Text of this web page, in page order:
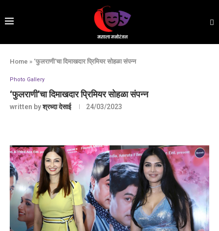
Home » ‘फुलराणी’चा दिमाखदार प्रिमियर सोहळा संपन्न
Photo Gallery
‘फुलराणी’चा दिमाखदार प्रिमियर सोहळा संपन्न
written byश्रध्दा देसाई 24/03/2023